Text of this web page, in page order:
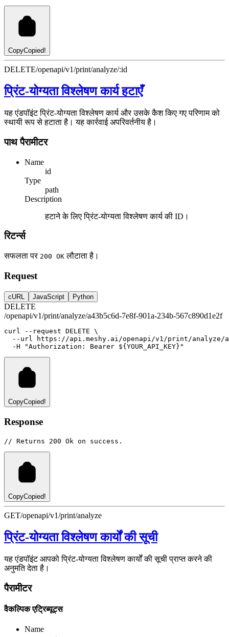
CopyCopied!
DELETE/openapi/v1/print/analyze/:id
प्रिंट-योग्यता विश्लेषण कार्य हटाएँ
यह एंडपॉइंट प्रिंट-योग्यता विश्लेषण कार्य और उसके कैश किए गए परिणाम को
स्थायी रूप से हटाता है। यह कार्रवाई अपरिवर्तनीय है।
पाथ पैरामीटर
Name
id
Type
path
Description
हटाने के लिए प्रिंट-योग्यता विश्लेषण कार्य की ID।
रिटर्न्स
सफलता पर 200 OK लौटाता है।
Request
cURL JavaScript Python
DELETE
/openapi/v1/print/analyze/a43b5c6d-7e8f-901a-234b-567c890d1e2f
curl --request DELETE \
--url
https://api.meshy.ai/openapi/v1/print/analyze/
-H
"Authorization: Bearer ${YOUR_API_KEY}"
CopyCopied!
Response
// Returns 200 Ok on success.
CopyCopied!
GET/openapi/v1/print/analyze
प्रिंट-योग्यता विश्लेषण कार्यों की सूची
यह एंडपॉइंट आपको प्रिंट-योग्यता विश्लेषण कार्यों की सूची प्राप्त करने की
अनुमति देता है।
पैरामीटर
वैकल्पिक एट्रिब्यूट्स
Name